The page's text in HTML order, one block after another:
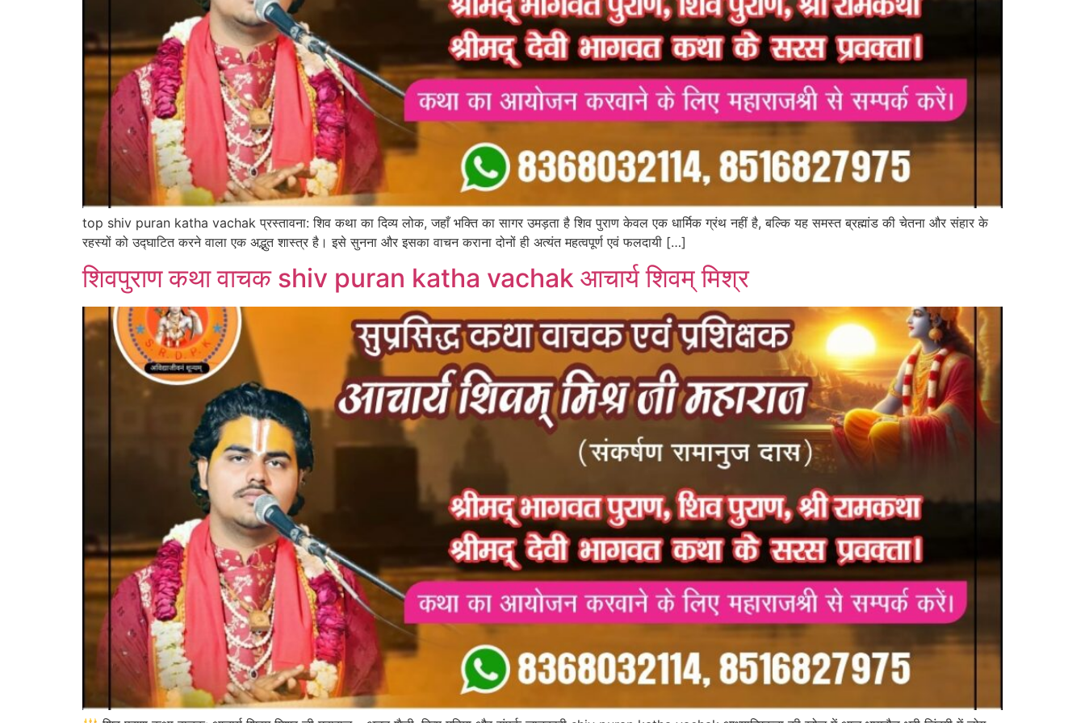
top shiv puran katha vachak प्रस्तावना: शिव कथा का दिव्य लोक, जहाँ भक्ति का सागर उमड़ता है शिव पुराण केवल एक धार्मिक ग्रंथ नहीं है, बल्कि यह समस्त ब्रह्मांड की चेतना और संहार के
रहस्यों को उद्घाटित करने वाला एक अद्भुत शास्त्र है। इसे सुनना और इसका वाचन कराना दोनों ही अत्यंत महत्वपूर्ण एवं फलदायी […]
शिवपुराण कथा वाचक shiv puran katha vachak आचार्य शिवम् मिश्र